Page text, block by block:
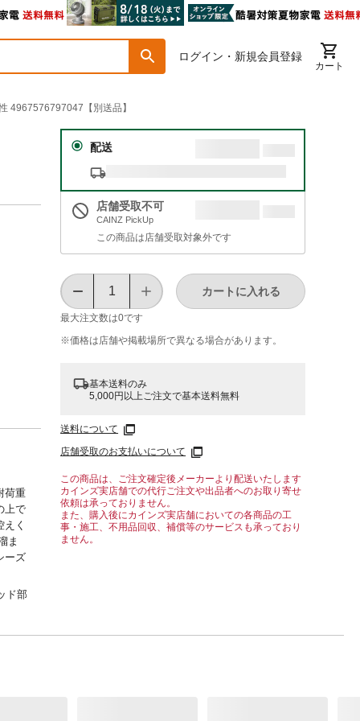
ログイン・新規会員登録
カート
4967576797047【別送品】
配送
店舗受取不可
CAINZ PickUp
この商品は店舗受取対象外です
最大注文数は0です
カートに入れる
※価格は​店舗や​掲載場所で​異なる​場合が​あります。
基本送料のみ
5,000円以上ご注文で基本送料無料
送料について
店舗受取のお支払いについて
この商品は、ご注文確定後メーカーより配送いたします
カインズ実店舗での代行ご注文や出品者へのお取り寄せ
依頼は承っておりません。
また、購入後にカインズ実店舗においての各商品の工
事・施工、不用品回収、補償等のサービスも承っており
ません。
荷重
上で
く
ま
ーズ
ド部